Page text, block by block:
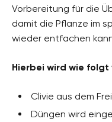
Vorbereitung für die
damit die Pflanze im
wieder entfachen
Hierbei wird wie
Clivie aus dem
Düngen wird